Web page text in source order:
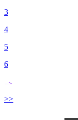
3
4
5
6
>>